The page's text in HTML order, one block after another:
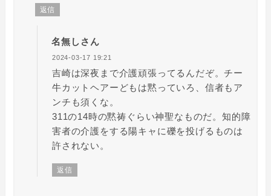
返信
名無しさん
2024-03-17 19:21
吉崎は深夜まで介護頑張ってるんだぞ。チー
牛カットヘアーどもは黙っていろ、信者もア
ンチも須くな。
311の14時の黙祷ぐらい神聖なものだ。知的障
害者の介護をする陽キャに礫を投げるものは
許されない。
返信